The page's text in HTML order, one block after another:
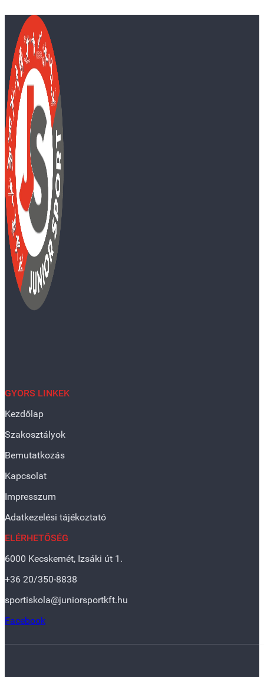
GYORS LINKEK
Kezdőlap
Szakosztályok
Bemutatkozás
Kapcsolat
Impresszum
Adatkezelési tájékoztató
ELÉRHETŐSÉG
6000 Kecskemét, Izsáki út 1.
+36 20/350-8838
sportiskola@juniorsportkft.hu
Facebook